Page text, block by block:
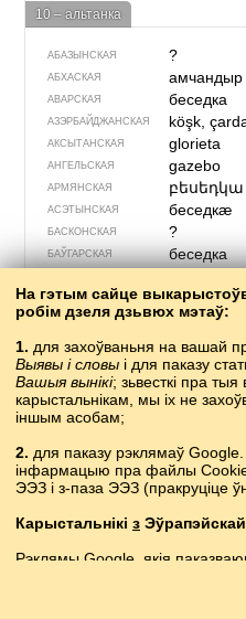
10 – альтанка
АБАЗЫНСКАЯ ?
АБХАСКАЯ амчандыр
АВАРСКАЯ беседка
АЗЭРБАЙДЖАН­СКАЯ köşk,
АКСЫТАНСКАЯ glorieta
АНГЕЛЬСКАЯ gazebo
АРМЯНСКАЯ բեսեդկա
АСЭТЫНСКАЯ беседкӕ
БАСКОНСКАЯ ?
БАЎГАРСКАЯ беседка
ВАЛІЙСКАЯ ?
ВЕРХНЕЛУЖЫЦКАЯ chłódnica
ВУГОРСКАЯ filagória
ГІШПАНСКАЯ ?
ГРУЗІНСКАЯ
ГРЭЦКАЯ κιόσκι
ІРЛЯНДЗКАЯ gaiséabó
ІСЬЛЯНДЗКАЯ ?
ІТАЛЬЯНСКАЯ gazebo
КАЗАСКАЯ ?
КАШУБСКАЯ ?
На гэтым сайце
робім дзеля дзьвюх мэтаў:
1. для захоўваньня на вашай
Выявы і словыі для паказу
Вашыя вынікі; зьвесткі пра
карысталь­нікам, мы іх не
іншым асобам;
2. для паказу рэклямаў
інфармацыю пра файлы Cookie
ЭЭЗ і з-паза ЭЭЗ (пракруціце
Карыстальнікі з
Рэклямы Google, якія
файлы cookie не
але служаць для